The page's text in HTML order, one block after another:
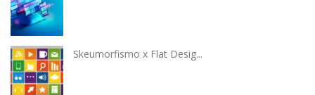
Skeumorfismo x Flat Desig...